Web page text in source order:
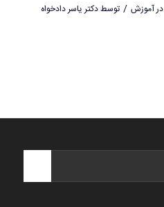
درآموزش / توسطدکتر یاسر دادخواه